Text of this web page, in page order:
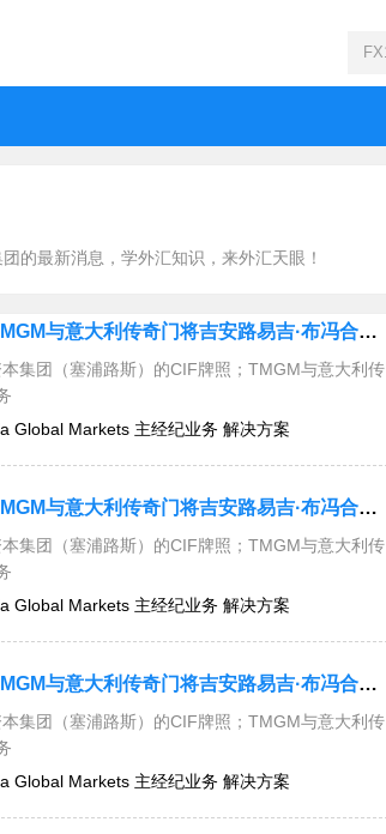
的最新消息，学外汇知识，来外汇天眼！
今日要闻：CySEC撤销伦敦资本集团（塞浦路斯）的CIF牌照；TMGM与意大利传奇门将吉安路易吉·布冯合作；Britannia Global Markets推出新的主经纪业务解决方案....
集团（塞浦路斯）的CIF牌照；TMGM与意大利传
Global Markets 主经纪业务 解决方案
今日要闻：CySEC撤销伦敦资本集团（塞浦路斯）的CIF牌照；TMGM与意大利传奇门将吉安路易吉·布冯合作；Britannia Global Markets推出新的主经纪业务解决方案....
集团（塞浦路斯）的CIF牌照；TMGM与意大利传
Global Markets 主经纪业务 解决方案
今日要闻：CySEC撤销伦敦资本集团（塞浦路斯）的CIF牌照；TMGM与意大利传奇门将吉安路易吉·布冯合作；Britannia Global Markets推出新的主经纪业务解决方案....
集团（塞浦路斯）的CIF牌照；TMGM与意大利传
Global Markets 主经纪业务 解决方案